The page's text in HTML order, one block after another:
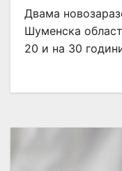
Двама
Шуменска
20 и на 30